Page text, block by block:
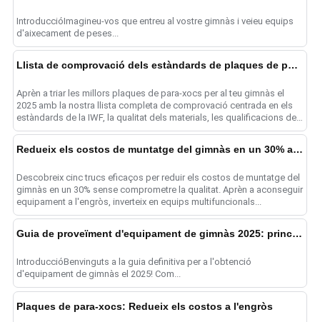
IntroduccióImagineu-vos que entreu al vostre gimnàs i veieu equips
d'aixecament de peses...
Llista de comprovació dels estàndards de plaques de para-xocs 2025: consells de qualitat
Aprèn a triar les millors plaques de para-xocs per al teu gimnàs el
2025 amb la nostra llista completa de comprovació centrada en els
estàndards de la IWF, la qualitat dels materials, les qualificacions de
rebot,...
Redueix els costos de muntatge del gimnàs en un 30% amb 5 trucs d'equipament
Descobreix cinc trucs eficaços per reduir els costos de muntatge del
gimnàs en un 30% sense comprometre la qualitat. Aprèn a aconseguir
equipament a l'engròs, inverteix en equips multifuncionals...
Guia de proveïment d'equipament de gimnàs 2025: principals tendències
IntroduccióBenvinguts a la guia definitiva per a l'obtenció
d'equipament de gimnàs el 2025! Com...
Plaques de para-xocs: Redueix els costos a l'engròs